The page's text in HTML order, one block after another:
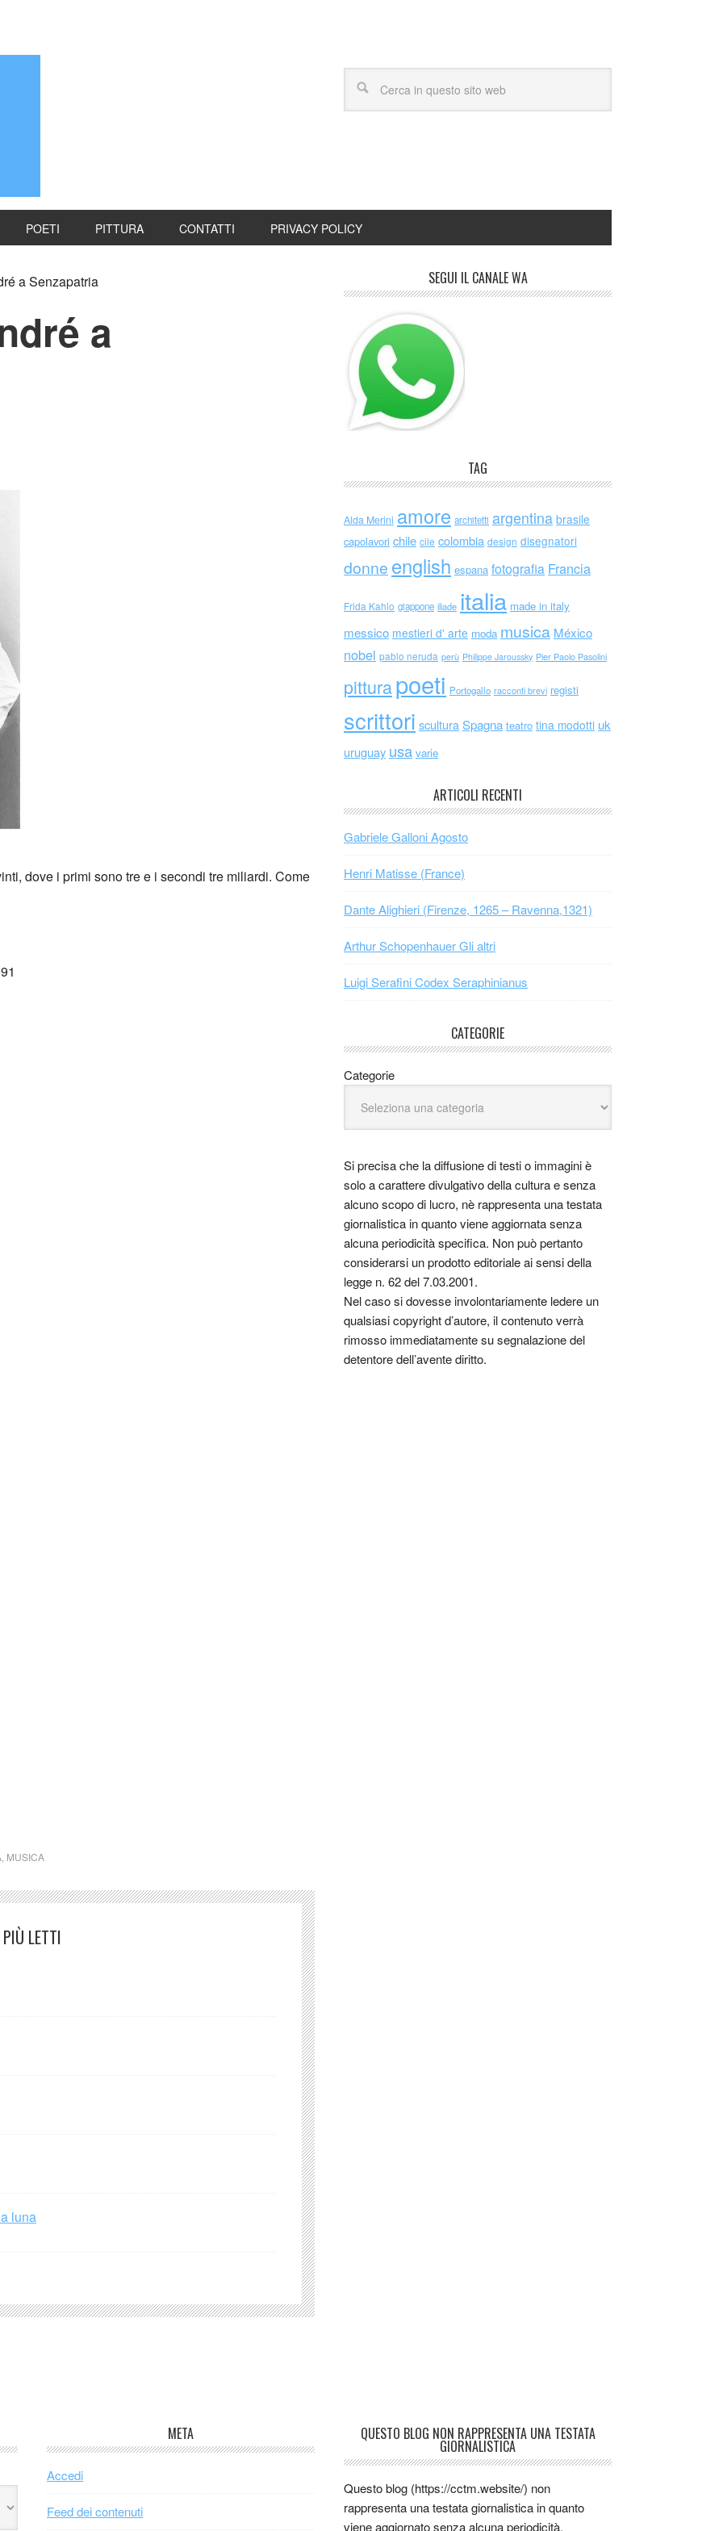
POETI PITTURA CONTATTI PRIVACY POLICY
a Senzapatria
a
dove i primi sono tre e i secondi tre miliardi. Come
MUSICA
PIÙ LETTI
luna
SEGUI IL CANALE WA
TAG
Alda Merini amore architetti argentina brasile
capolavori chile cile colombia design disegnatori
donne english espana fotografia Francia
Frida Kahlo giappone iliade italia made in italy
messico mestieri d' arte moda musica México
nobel pablo neruda perù Philippe Jaroussky Pier Paolo Pasolini
pitturapoeti Portogallo racconti brevi registi
scrittori scultura Spagna teatro tina modotti uk
uruguay usa varie
ARTICOLI RECENTI
Gabriele Galloni Agosto
Henri Matisse (France)
Dante Alighieri (Firenze, 1265 – Ravenna,1321)
Arthur Schopenhauer Gli altri
Luigi Serafini Codex Seraphinianus
CATEGORIE
Categorie
Si precisa che la diffusione di testi o immagini è
solo a carattere divulgativo della cultura e senza
alcuno scopo di lucro, nè rappresenta una testata
giornalistica in quanto viene aggiornata senza
alcuna periodicità specifica. Non può pertanto
considerarsi un prodotto editoriale ai sensi della
legge n. 62 del 7.03.2001.
Nel caso si dovesse involontariamente ledere un
qualsiasi copyright d’autore, il contenuto verrà
rimosso immediatamente su segnalazione del
detentore dell’avente diritto.
META
Accedi
Feed dei contenuti
QUESTO BLOG NON RAPPRESENTA UNA TESTATA
GIORNALISTICA
Questo blog (https://cctm.website/) non
rappresenta una testata giornalistica in quanto
viene aggiornato senza alcuna periodicità.